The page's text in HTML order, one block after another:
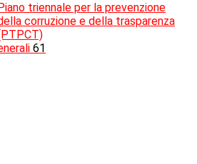
Piano triennale per la prevenzione
corruzione e della trasparenza
61